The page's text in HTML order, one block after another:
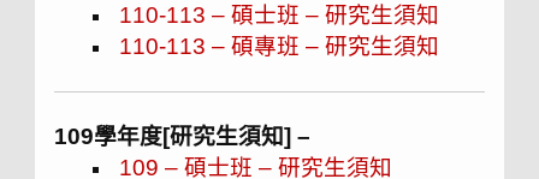
110-113 – 碩士班 – 研究生須知
110-113 – 碩專班 – 研究生須知
109學年度[研究生須知] –
109 – 碩士班 – 研究生須知